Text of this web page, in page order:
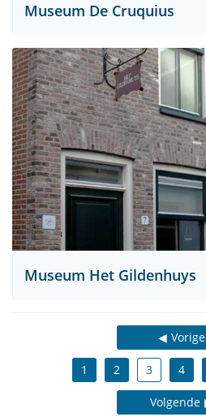
Museum De Cruquius
Museum Het Gildenhuys
Vorige
1 2 3 4
Volgende